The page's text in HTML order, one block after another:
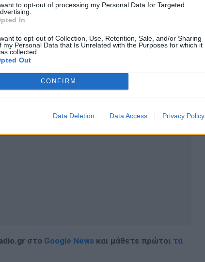
to opt-out of processing my Personal Data for Targeted
In
to opt-out of Collection, Use, Retention, Sale, and/or Sharing
my Personal Data that Is Unrelated with the Purposes for which it
collected.
Out
CONFIRM
Data Deletion Data Access Privacy Policy
η κόρη του Κιμ Γιονγκ-ιλ και της Κο Γιονγκ-χούι,
κατά τη διάρκεια συνέλευσης του κόμματος
γραμματέα του πατέρα της.
δημοσιεύματα, αναφέρθηκε σε ανακοίνωση
αξιωματούχος», όταν συνόδευσε τον
της Ανώτατης Λαϊκής Συνέλευσης.
ΔΙΑΦΗΜΙΣΗ
στο Google News και μάθετε πρώτοι τα